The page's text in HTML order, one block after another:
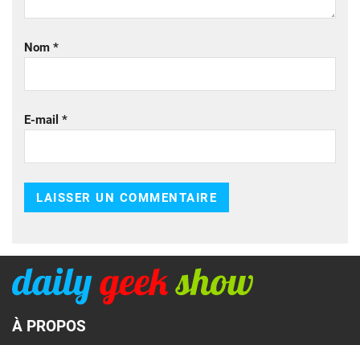
Nom *
E-mail *
À PROPOS